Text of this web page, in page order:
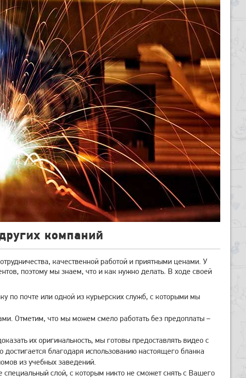
компаний
качественной работой и приятными ценами. У
поэтому мы знаем, что и как нужно делать. В ходе своей
по почте или одной из курьерских служб, с которыми мы
Отметим, что мы можем смело работать без предоплаты –
их оригинальность, мы готовы предоставлять видео с
благодаря использованию настоящего бланка
из учебных заведений.
слой, с которым никто не сможет снять с Вашего